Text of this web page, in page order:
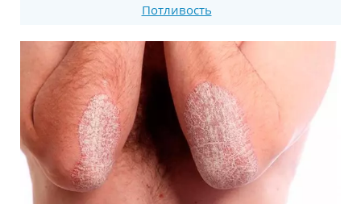
Потливость